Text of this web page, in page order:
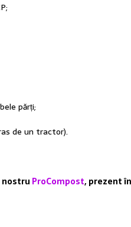
părți;
de un tractor).
nostru ProCompost, prezent